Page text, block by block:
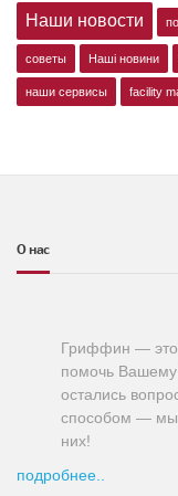
Наши новости
советы Наші новини
наши сервисы facility
О нас
Гриффин — это
помочь Вашему
остались
способом — мы
них!
подробнее..